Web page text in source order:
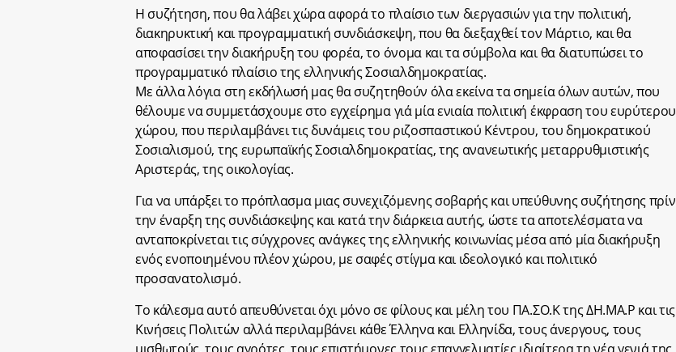
Η συζήτηση, που θα λάβει χώρα αφορά το πλαίσιο των διεργασιών για την πολιτική,
διακηρυκτική και προγραμματική συνδιάσκεψη, που θα διεξαχθεί τον Μάρτιο, και θα
αποφασίσει την διακήρυξη του φορέα, το όνομα και τα σύμβολα και θα διατυπώσει το
προγραμματικό πλαίσιο της ελληνικής Σοσιαλδημοκρατίας.
Με άλλα λόγια στη εκδήλωσή μας θα συζητηθούν όλα εκείνα τα σημεία όλων αυτών, που
θέλουμε να συμμετάσχουμε στο εγχείρημα γιά μία ενιαία πολιτική έκφραση του ευρύτερου
χώρου, που περιλαμβάνει τις δυνάμεις του ριζοσπαστικού Κέντρου, του δημοκρατικού
Σοσιαλισμού, της ευρωπαϊκής Σοσιαλδημοκρατίας, της ανανεωτικής μεταρρυθμιστικής
Αριστεράς, της οικολογίας.
Για να υπάρξει το πρόπλασμα μιας συνεχιζόμενης σοβαρής και υπεύθυνης συζήτησης πρίν
την έναρξη της συνδιάσκεψης και κατά την διάρκεια αυτής, ώστε τα αποτελέσματα να
ανταποκρίνεται τις σύγχρονες ανάγκες της ελληνικής κοινωνίας μέσα από μία διακήρυξη
ενός ενοποιημένου πλέον χώρου, με σαφές στίγμα και ιδεολογικό και πολιτικό
προσανατολισμό.
Το κάλεσμα αυτό απευθύνεται όχι μόνο σε φίλους και μέλη του ΠΑ.ΣΟ.Κ της ΔΗ.ΜΑ.Ρ και τις
Κινήσεις Πολιτών αλλά περιλαμβάνει κάθε Έλληνα και Ελληνίδα, τους άνεργους, τους